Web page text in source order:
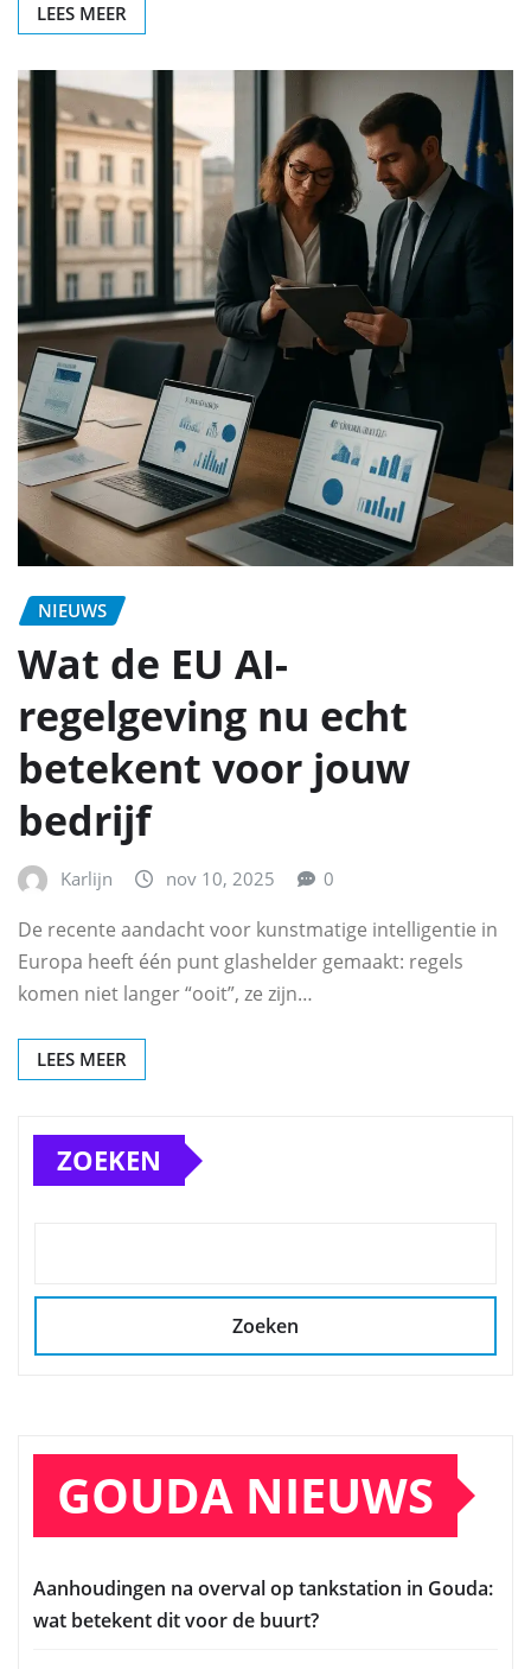
LEES MEER
NIEUWS
Wat de EU AI-
regelgeving nu echt
betekent voor jouw
bedrijf
Karlijn nov 10, 2025 0
De recente aandacht voor kunstmatige intelligentie in
Europa heeft één punt glashelder gemaakt: regels
komen niet langer “ooit”, ze zijn…
LEES MEER
ZOEKEN
Zoeken
GOUDA NIEUWS
Aanhoudingen na overval op tankstation in Gouda:
wat betekent dit voor de buurt?